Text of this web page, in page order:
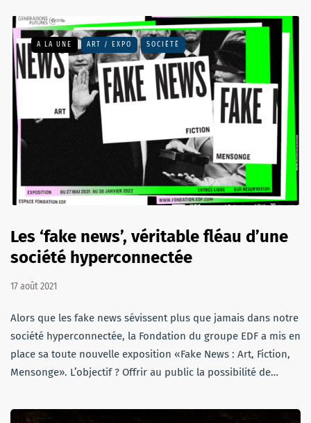
A LA UNE ART / EXPO SOCIÉTÉ
Les ‘fake news’, véritable fléau d’une
société hyperconnectée
17 août 2021
Alors que les fake news sévissent plus que jamais dans notre
société hyperconnectée, la Fondation du groupe EDF a mis en
place sa toute nouvelle exposition «Fake News : Art, Fiction,
Mensonge». L’objectif ? Offrir au public la possibilité de…